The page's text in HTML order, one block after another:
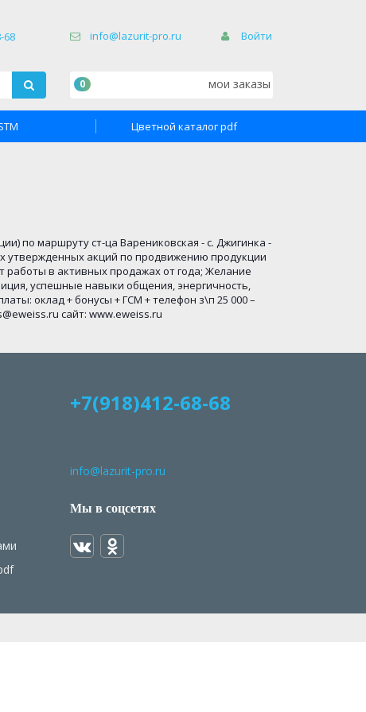
68 info@lazurit-pro.ru Войти
мои заказы
0
Цветной каталог pdf
по маршруту ст-ца Варениковская - c. Джигинка -
утвержденных акций по продвижению продукции
работы в активных продажах от года; Желание
успешные навыки общения, энергичность,
оклад + бонусы + ГСМ + телефон з\п 25 000 –
сайт: www.eweiss.ru
+7(918)412-68-68
info@lazurit-pro.ru
Мы в соцсетях